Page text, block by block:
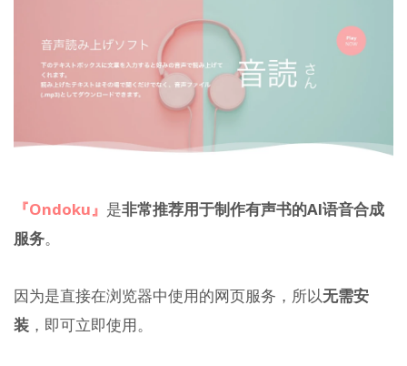
『Ondoku』 是非常推荐用于制作有声书的AI语音合成
服务。
因为是直接在浏览器中使用的网页服务，所以无需安
装 ，即可立即使用。